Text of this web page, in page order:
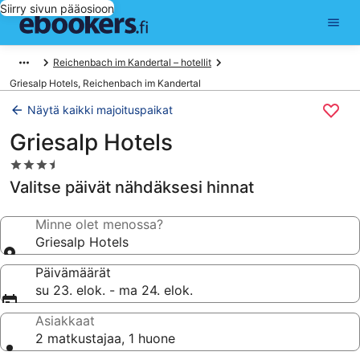
Siirry sivun pääosioon
Reichenbach im Kandertal – hotellit
Griesalp Hotels, Reichenbach im Kandertal
Näytä kaikki majoituspaikat
Griesalp Hotels
3.5
tähden
majoituspaikka
Valitse päivät nähdäksesi hinnat
Minne olet menossa?
Griesalp Hotels
Päivämäärät
su 23. elok. - ma 24. elok.
Asiakkaat
2 matkustajaa, 1 huone